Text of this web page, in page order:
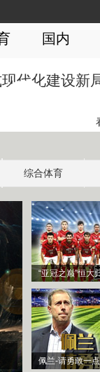
综合体育
“亚冠之巅”恒大
佩兰-请勇敢一点